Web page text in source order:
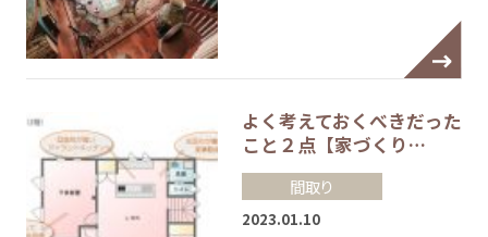
よく考えておくべきだった
こと２点【家づくり…
間取り
2023.01.10